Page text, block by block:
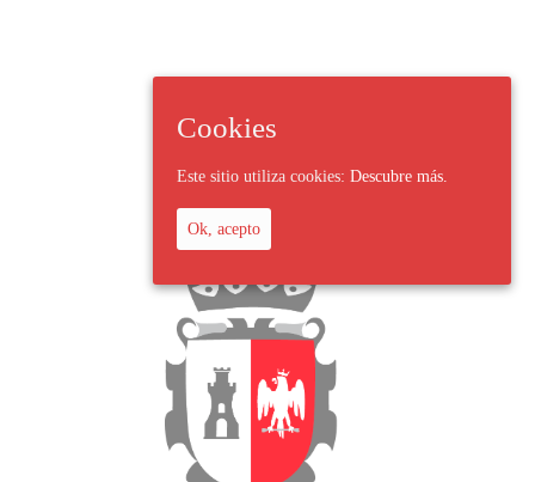
Cookies
Este sitio utiliza cookies: Descubre más.
Ok, acepto